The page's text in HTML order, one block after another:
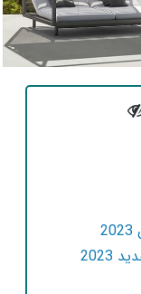
تصاویر دیگری از مدل های آلاچیق جدید 2023